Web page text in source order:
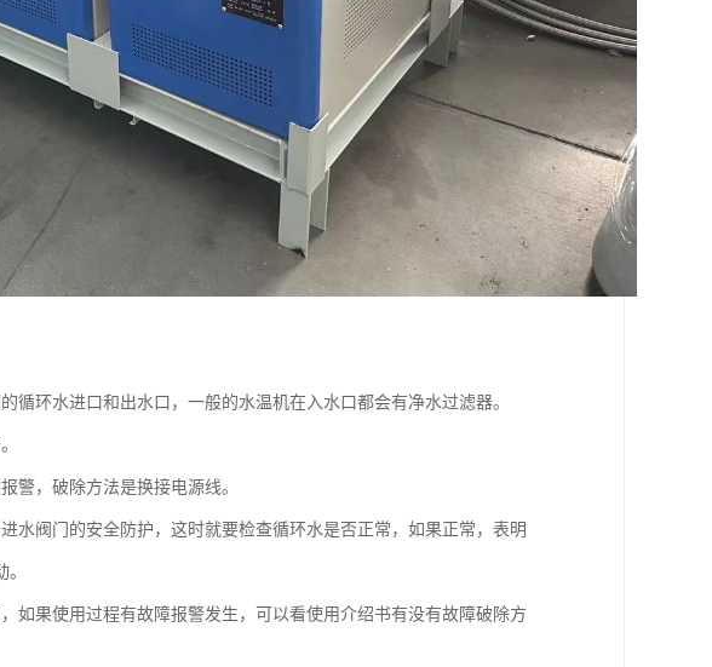
循环水进口和出水口，一般的水温机在入水口都会有净水过滤器。
警，破除方法是换接电源线。
水阀门的安全防护，这时就要检查循环水是否正常，如果正常，表明
如果使用过程有故障报警发生，可以看使用介绍书有没有故障破除方